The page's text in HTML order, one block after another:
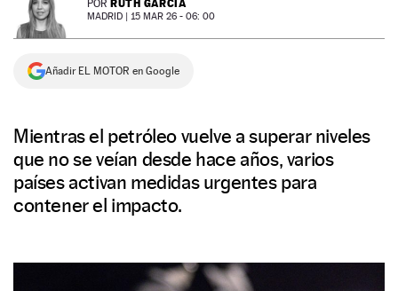
NEWSLETTER
SÍGUENOS
POR RUTH GARCÍA
MADRID | 15 MAR 26 - 06: 00
Añadir EL MOTOR en Google
Mientras el petróleo vuelve a superar niveles
que no se veían desde hace años, varios
países activan medidas urgentes para
contener el impacto.